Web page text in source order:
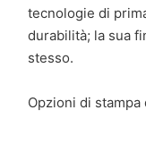
tecnologie di
durabilità; la sua
stesso.
Opzioni di